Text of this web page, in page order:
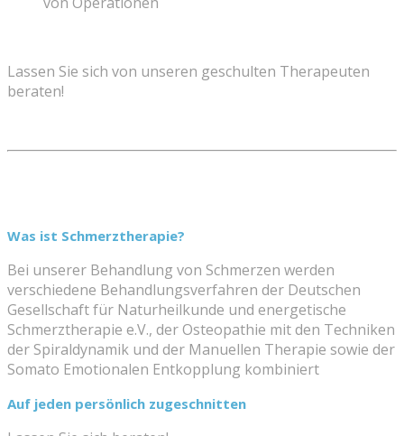
Lassen Sie sich von unseren geschulten Therapeuten
beraten!
Was ist Schmerztherapie?
Bei unserer Behandlung von Schmerzen werden
verschiedene Behandlungsverfahren der Deutschen
Gesellschaft für Naturheilkunde und energetische
Schmerztherapie e.V., der Osteopathie mit den Techniken
der Spiraldynamik und der Manuellen Therapie sowie der
Somato Emotionalen Entkopplung kombiniert
Auf jeden persönlich zugeschnitten